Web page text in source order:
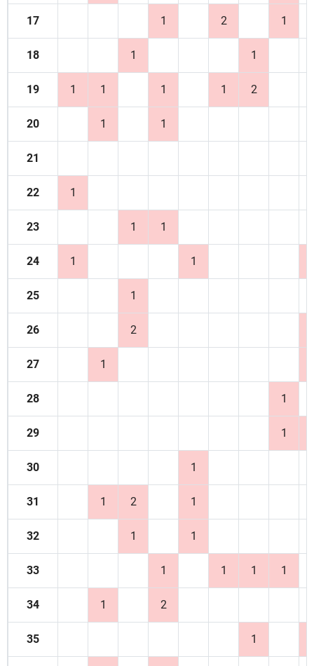
17 1 2 1
18 1 1
19 1 1 1 1 2
20 1 1
21
22 1
23 1 1
24 1 1
25 1
26 2
27 1
28 1
29 1
30 1
31 1 2 1
32 1 1
33 1 1 1 1
34 1 2
35 1